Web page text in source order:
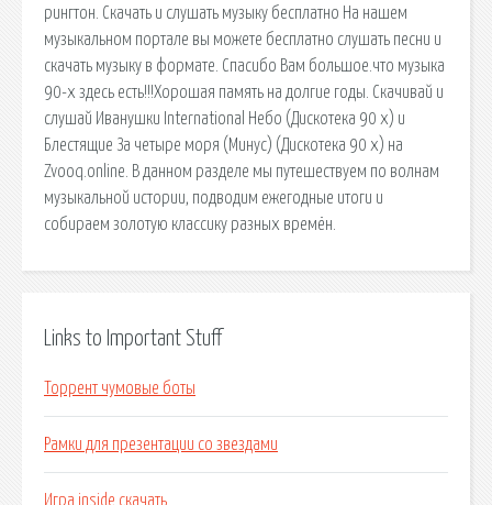
рингтон. Скачать и слушать музыку бесплатно На нашем
музыкальном портале вы можете бесплатно слушать песни и
скачать музыку в формате. Спасибо Вам большое.что музыка
90-х здесь есть!!!Хорошая память на долгие годы. Скачивай и
слушай Иванушки International Небо (Дискотека 90 х) и
Блестящие За четыре моря (Минус) (Дискотека 90 х) на
Zvooq.online. В данном разделе мы путешествуем по волнам
музыкальной истории, подводим ежегодные итоги и
собираем золотую классику разных времён.
Links to Important Stuff
Торрент чумовые боты
Рамки для презентации со звездами
Игра inside скачать